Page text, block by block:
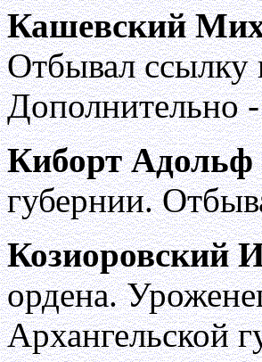
Кашевский
Отбывал ссылку
Дополнительно
Киборт Адольф
губернии.
Козиоровский
ордена.
Архангельской